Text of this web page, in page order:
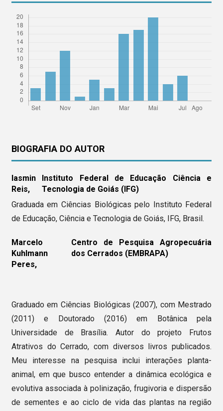
BIOGRAFIA DO AUTOR
Iasmin
Reis,
Instituto Federal de Educação Ciência e
Tecnologia de Goiás (IFG)
Graduada em Ciências Biológicas pelo Instituto Federal
de Educação, Ciência e Tecnologia de Goiás, IFG, Brasil.
Marcelo
Kuhlmann
Peres,
Centro de Pesquisa Agropecuária
dos Cerrados (EMBRAPA)
Graduado em Ciências Biológicas (2007), com Mestrado
(2011) e Doutorado (2016) em Botânica pela
Universidade de Brasília. Autor do projeto Frutos
Atrativos do Cerrado, com diversos livros publicados.
Meu interesse na pesquisa inclui interações planta-
animal, em que busco entender a dinâmica ecológica e
evolutiva associada à polinização, frugivoria e dispersão
de sementes e ao ciclo de vida das plantas na região